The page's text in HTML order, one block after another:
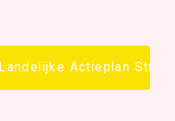
Landelijke Actieplan